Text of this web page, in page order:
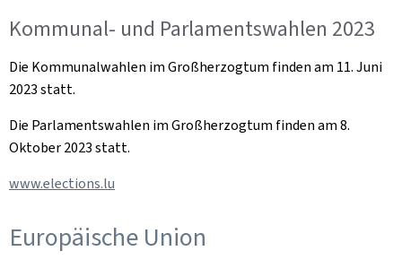
Kommunal- und Parlamentswahlen 2023
Die Kommunalwahlen im Großherzogtum finden am 11. Juni
2023 statt.
Die Parlamentswahlen im Großherzogtum finden am 8.
Oktober 2023 statt.
www.elections.lu
Europäische Union